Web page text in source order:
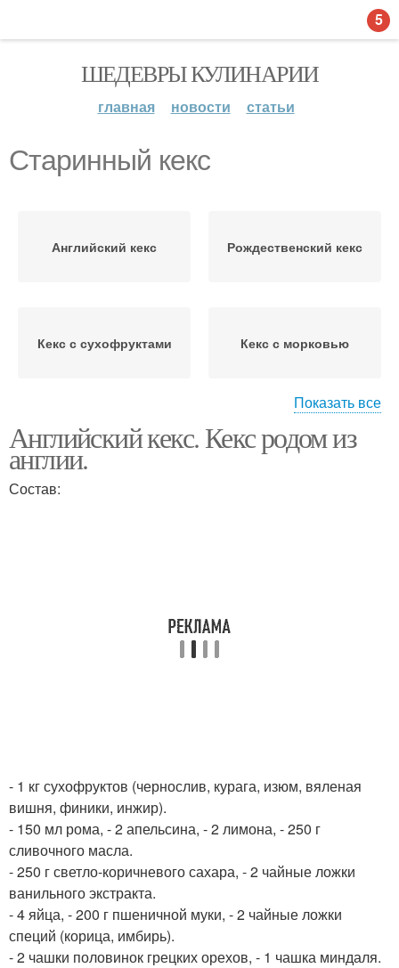
ШЕДЕВРЫ КУЛИНАРИИ
главная новости статьи
Старинный кекс
Английский кекс Рождественский кекс
Кекс с сухофруктами Кекс с морковью
Морковный кекс Кекс на кефире
Показать все
Английский кекс. Кекс родом из
англии.
Состав:
- 1 кг сухофруктов (чернослив, курага, изюм, вяленая
вишня, финики, инжир).
- 150 мл рома, - 2 апельсина, - 2 лимона, - 250 г
сливочного масла.
- 250 г светло-коричневого сахара, - 2 чайные ложки
ванильного экстракта.
- 4 яйца, - 200 г пшеничной муки, - 2 чайные ложки
специй (корица, имбирь).
- 2 чашки половинок грецких орехов, - 1 чашка миндаля.
5